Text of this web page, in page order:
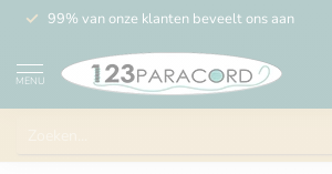
99% van onze klanten beveelt ons aan
MENU